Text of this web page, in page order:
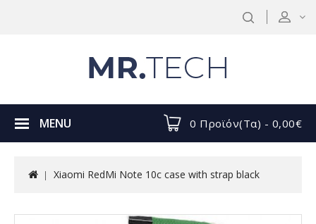
0 Προϊόν(τα) - 0,00€
MENU
Xiaomi RedMi Note 10c case with strap black